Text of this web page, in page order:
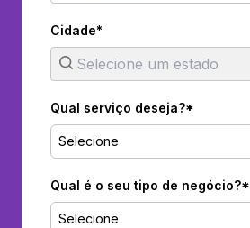
Cidade*
Qual serviço deseja?*
Selecione
Qual é o seu tipo de negócio?*
Selecione